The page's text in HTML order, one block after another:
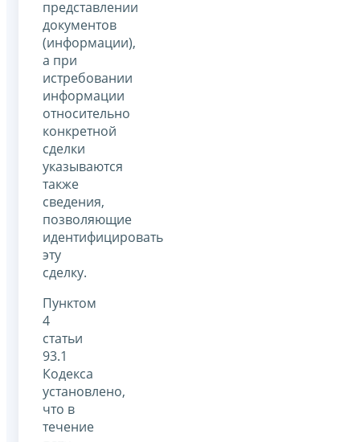
представлении
документов
(информации),
а при
истребовании
информации
относительно
конкретной
сделки
указываются
также
сведения,
позволяющие
идентифицировать
эту
сделку.
Пунктом
4
статьи
93.1
Кодекса
установлено,
что в
течение